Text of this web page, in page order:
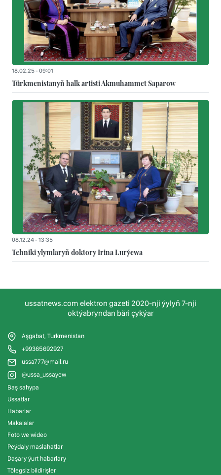
18.02.25 - 09:01
Türkmenistanyň halk artisti Akmuhammet Saparow
08.12.24 - 13:35
Tehniki ylymlaryň doktory Irina Lurýewa
ussatnews.com elektron gazeti 2020-nji ýylyň 7-nji
oktýabryndan bäri çykýar
Aşgabat, Turkmenistan
+99365692927
ussa777@mail.ru
@ussa_ussayew
Baş sahypa
Ussatlar
Habarlar
Makalalar
Foto we wideo
Peýdaly maslahatlar
Daşary ýurt habarlary
Tölegsiz bildirişler